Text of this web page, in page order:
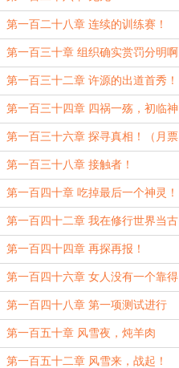
第一百二十八章 连续的训练赛！
（月票投满加更！）
第一百三十章 组织确实赏罚分明啊
第一百三十二章 许源的出道首秀！
第一百三十四章 四祸一殇，初临神
位！
第一百三十六章 探寻真相！（月票
投满加更！）
第一百三十八章 接触者！
第一百四十章 吃掉最后一个神灵！
第一百四十二章 我在修行世界当古
神
第一百四十四章 再探再报！
第一百四十六章 女人没有一个靠得
住！
第一百四十八章 第一项测试进行
中！（月票投满加更！）
第一百五十章 风雪夜，炖羊肉
第一百五十二章 风雪来，战起！